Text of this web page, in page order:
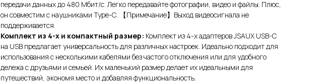
передачи данных до 480 Мбит/с. Легко передавайте фотографии, видео и файлы. Плюс,
он совместим с наушниками Type-C. 【Примечание】Выход видеосигнала не
поддерживается.
Комплект из 4-х и компактный размер: Комплект из 4-х адаптеров JSAUX USB-C
на USB предлагает универсальность для различных настроек. Идеально подходит для
использования с несколькими кабелями без частого отключения или для удобного
дележа с друзьями и семьей. Их маленький размер делает их идеальными для
путешествий, экономя место и добавляя функциональность.